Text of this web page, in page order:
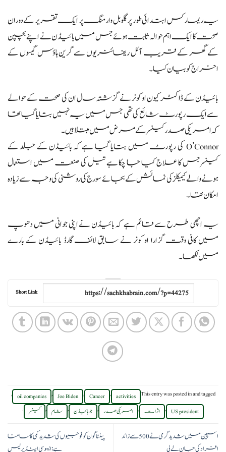
یہ ریمارکس ابتدائی طور پر گلوبل وارمنگ پر ایک تقریر کے دوران
صحت کا ایک اہم حوالہ ثابت ہوئے جس میں بائیڈن نے اپنے بچپن
کے گھر کے قریب آئل ریفائنریوں سے گرین ہاؤس گیسوں کے
اخراج کو بیان کیا۔
بائیڈن کے ڈاکٹر کیون او کونر نے گزشتہ سال ان کی صحت کے حوالے
سے ایک رپورٹ شائع کی تھی جس میں یہ نہیں بتایا گیا تھا
کہ امریکی صدر کینسر کے مرض میں مبتلا ہیں۔
O’Connor کی رپورٹ میں بتایا گیا ہے کہ بائیڈن کے جلد کے
کینسرجس کا علاج کیا جا چکا ہے تیل کی صنعت میں استعمال
ہونے والے کیمیکلز کی نمائش کے بجائے سورج کی روشنی کی وجہ سے زیادہ
امکان تھا۔
یہ اچھی طرح سے قائم ہے کہ بائیڈن نے اپنی جوانی میں دھوپ
میں کافی وقت گزارا او کونر نے سابق لائف گارڈ بائیڈن کے بارے
میں لکھا۔
Short Link
This entry was posted inand tagged
activities
,
Cancer
,
Joe Biden
,
oil companies
,
US president
, اثرات , امریکی صدر , جو بائیڈن , شام , کینسر .
اسپین میں شدید گرمی نے 500 سے زائد
افراد کی جان لے لی
پینٹاگون کو فوجیوں کی شدید کمی کا سامنا
ہے: ایسوسی ایٹڈ پریس